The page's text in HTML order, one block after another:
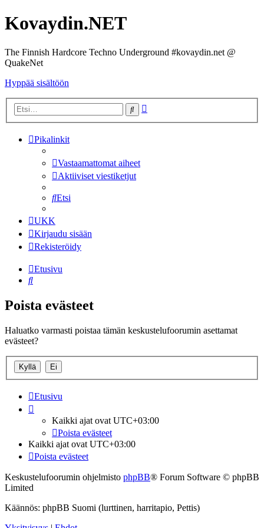
Kovaydin.NET
The Finnish Hardcore Techno Underground #kovaydin.net @
QuakeNet
Hyppää sisältöön
Etsi
Pikalinkit
Vastaamattomat aiheet
Aktiiviset viestiketjut
Etsi
UKK
Kirjaudu sisään
Rekisteröidy
Etusivu
Etsi
Poista evästeet
Haluatko varmasti poistaa tämän keskustelufoorumin asettamat
evästeet?
Etusivu
Kaikki ajat ovat UTC+03:00
Poista evästeet
Kaikki ajat ovat UTC+03:00
Poista evästeet
Keskustelufoorumin ohjelmisto phpBB® Forum Software © phpBB
Limited
Käännös: phpBB Suomi (lurttinen, harritapio, Pettis)